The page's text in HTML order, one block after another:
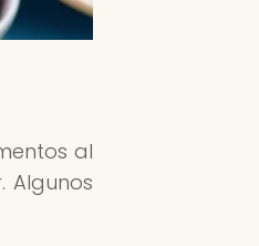
al
Algunos